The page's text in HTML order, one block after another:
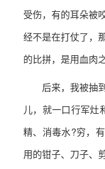
受伤，有的耳朵被
经不是在打仗了，
的比拼，是用血肉
后来，我被抽
儿，就一口行军灶
精、消毒水?穷，
用的钳子、刀子、